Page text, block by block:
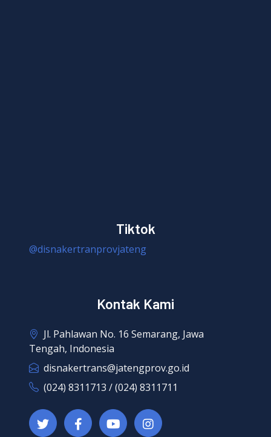
Tiktok
@disnakertranprovjateng
Kontak Kami
Jl. Pahlawan No. 16 Semarang, Jawa
Tengah, Indonesia
disnakertrans@jatengprov.go.id
(024) 8311713 / (024) 8311711